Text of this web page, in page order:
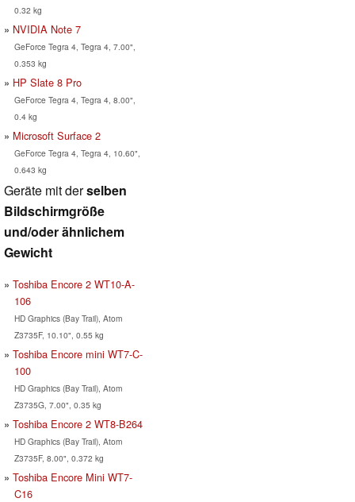
0.32 kg
NVIDIA Note 7
GeForce Tegra 4, Tegra 4, 7.00",
0.353 kg
HP Slate 8 Pro
GeForce Tegra 4, Tegra 4, 8.00",
0.4 kg
Microsoft Surface 2
GeForce Tegra 4, Tegra 4, 10.60",
0.643 kg
Geräte mit derselben
Bildschirmgröße
und/oder ähnlichem
Gewicht
Toshiba Encore 2 WT10-A-
106
HD Graphics (Bay Trail), Atom
Z3735F, 10.10", 0.55 kg
Toshiba Encore mini WT7-C-
100
HD Graphics (Bay Trail), Atom
Z3735G, 7.00", 0.35 kg
Toshiba Encore 2 WT8-B264
HD Graphics (Bay Trail), Atom
Z3735F, 8.00", 0.372 kg
Toshiba Encore Mini WT7-
C16